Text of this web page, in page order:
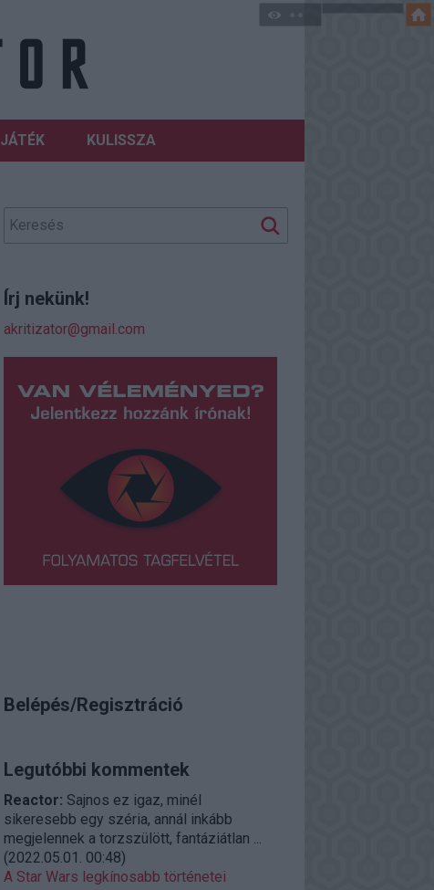
JÁTÉK KULISSZA
Írj nekünk!
akritizator@gmail.com
Belépés/Regisztráció
Legutóbbi kommentek
Reactor: Sajnos ez igaz, minél
sikeresebb egy széria, annál inkább
megjelennek a torzszülött, fantáziátlan ...
(2022.05.01. 00:48)
A Star Wars legkínosabb történetei